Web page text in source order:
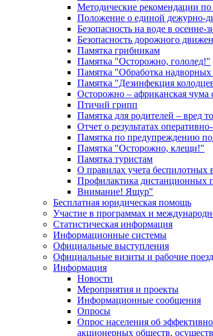
Методические рекомендации по
Положение о единой дежурно-
Безопасность на воде в осенне-
Безопасность дорожного
Памятка грибникам
Памятка "Осторожно, гололед!"
Памятка "Обработка
Памятка "Дезинфекция
Осторожно – африканская чума
Птичий грипп
Памятка для родителей – вред
Отчет о результатах
Памятка по предупреждению
Памятка "Осторожно, клещи!"
Памятка туристам
О правилах учета беспилотных
Профилактика дистанционных
Внимание! Ящур"
Бесплатная юридическая помощь
Участие в программах и
Статистическая информация
Информационные системы
Официальные выступления
Официальные визиты и рабочие
Информация
Новости
Мероприятия и проекты
Информационные сообщения
Опросы
Опрос населения об
акционерных обществ,